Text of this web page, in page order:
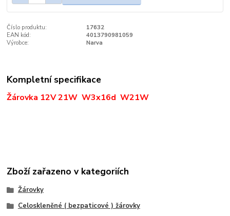
Číslo produktu:
17632
EAN kód:
4013790981059
Výrobce:
Narva
Kompletní specifikace
Žárovka 12V 21W W3x16d W21W
Zboží zařazeno v kategoriích
Žárovky
Celoskleněné ( bezpaticové ) žárovky